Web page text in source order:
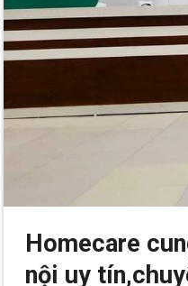
Homecare
nội uy